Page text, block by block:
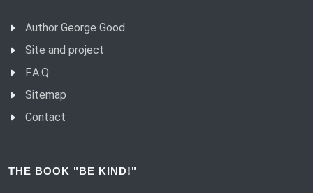
Author George Good
Site and project
F.A.Q.
Sitemap
Contact
THE BOOK "BE KIND!"